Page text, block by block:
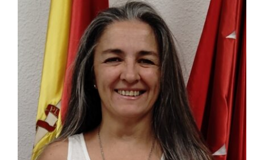
Sede Electrónica
Contacto
Buscar: